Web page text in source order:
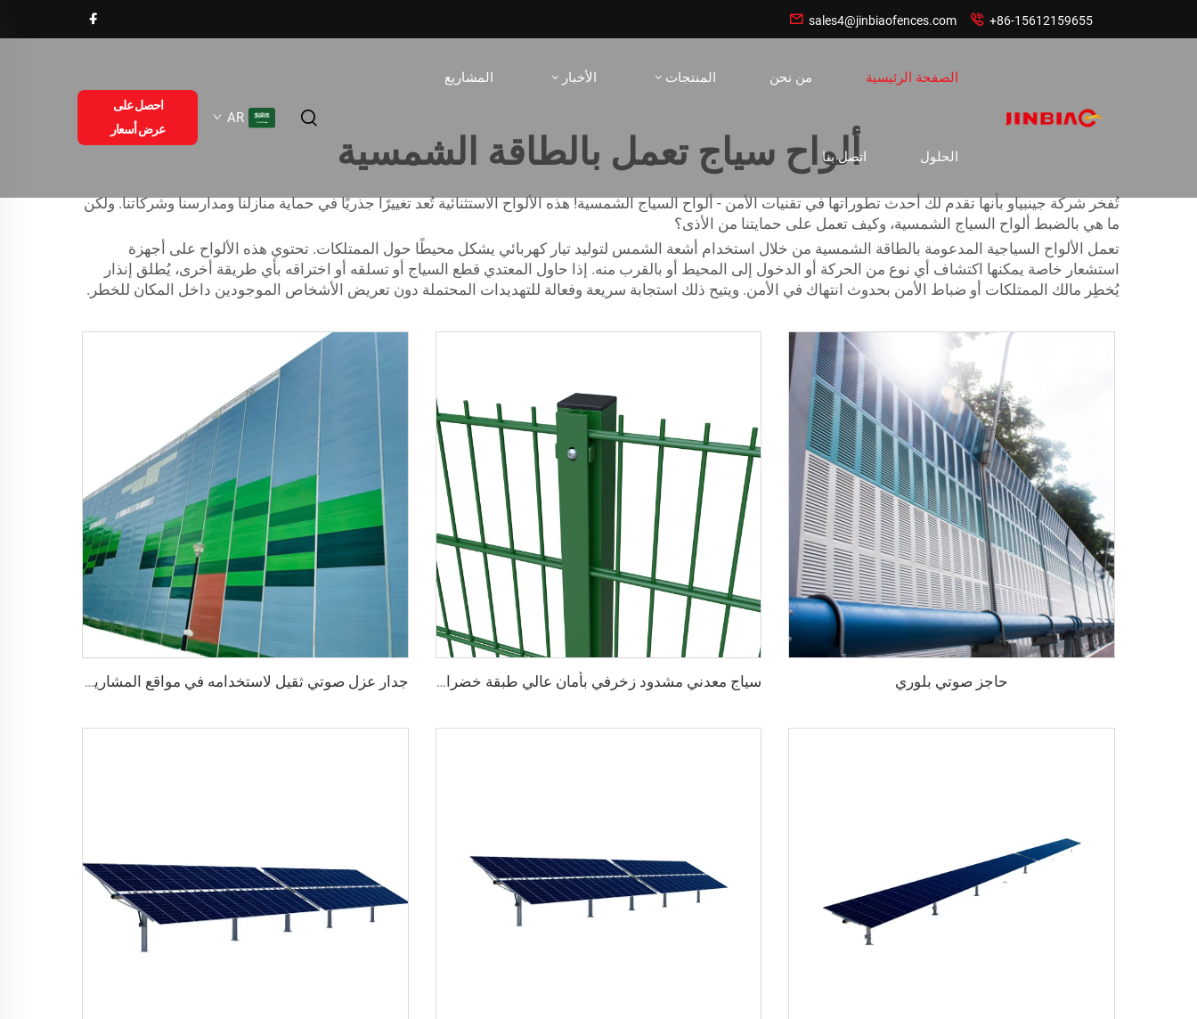
 +86-15612159655
 sales4@jinbiaofences.com
الصفحة الرئيسية من نحن المنتجات الأخبار المشاريع
الحلول اتصل بنا
AR
احصل على
عرض أسعار
ألواح سياج تعمل بالطاقة الشمسية
تُفخر شركة جينبياو بأنها تقدم لك أحدث تطوراتها في تقنيات الأمن - ألواح السياج الشمسية! هذه الألواح الاستثنائية تُعد تغييرًا جذريًا في حماية منازلنا ومدارسنا وشركاتنا. ولكن
ما هي بالضبط ألواح السياج الشمسية، وكيف تعمل على حمايتنا من الأذى؟
تعمل الألواح السياجية المدعومة بالطاقة الشمسية من خلال استخدام أشعة الشمس لتوليد تيار كهربائي يشكل محيطًا حول الممتلكات. تحتوي هذه الألواح على أجهزة
استشعار خاصة يمكنها اكتشاف أي نوع من الحركة أو الدخول إلى المحيط أو بالقرب منه. إذا حاول المعتدي قطع السياج أو تسلقه أو اختراقه بأي طريقة أخرى، يُطلق إنذار
يُخطِر مالك الممتلكات أو ضباط الأمن بحدوث انتهاك في الأمن. ويتيح ذلك استجابة سريعة وفعالة للتهديدات المحتملة دون تعريض الأشخاص الموجودين داخل المكان للخطر.
حاجز صوتي بلوري سياج معدني مشدود زخرفي بأمان عالي طبقة خضراء من الفينيل 868 شبكة سلكية مزدوجة للحديقة جدار عزل صوتي ثقيل لاستخدامه في مواقع المشاريع الخارجية للحواجز المؤقتة للضجيج